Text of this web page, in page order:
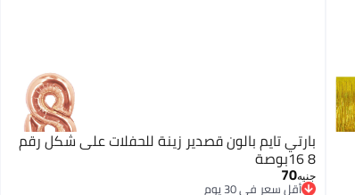
بارتي تايم بالون قصدير زينة للحفلات على شكل رقم
8 16بوصة
جنيه70
أقل سعر في 30 يوم